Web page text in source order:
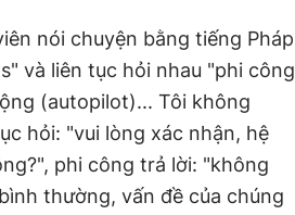
nói chuyện bằng tiếng Pháp
và liên tục hỏi nhau "phi công
(autopilot)... Tôi không
hỏi: "vui lòng xác nhận, hệ
phi công trả lời: "không
thường, vấn đề của chúng